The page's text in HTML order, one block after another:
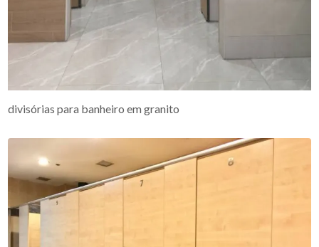
divisórias para banheiro em granito